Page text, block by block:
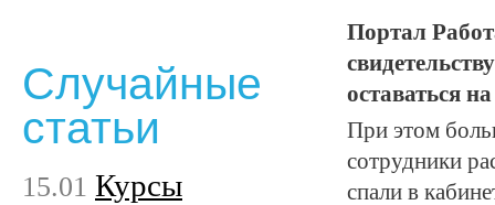
Портал
оставаться
При этом
сотрудники
спали в
Случайные
статьи
15.01 Курсы